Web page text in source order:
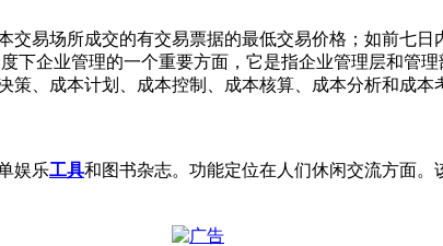
交易场所成交的有交易票据的最低交易价格；如前七
下企业管理的一个重要方面，它是指企业管理层和管
、成本计划、成本控制、成本核算、成本分析和成本
娱乐工具和图书杂志。功能定位在人们休闲交流方面